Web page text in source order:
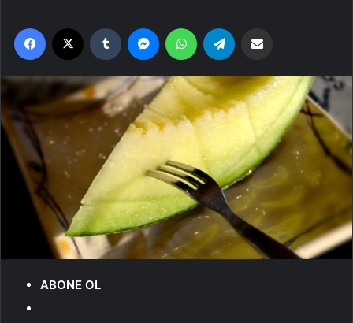
Facebook Tumblr MessengerWhatsApp
ABONE OL